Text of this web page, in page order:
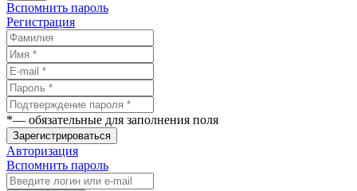
Вспомнить пароль
Регистрация
*— обязательные для заполнения поля
Зарегистрироваться
Авторизация
Вспомнить пароль